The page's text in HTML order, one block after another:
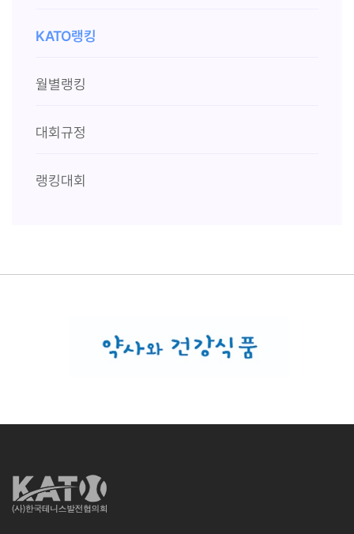
KATO랭킹
월별랭킹
대회규정
랭킹대회